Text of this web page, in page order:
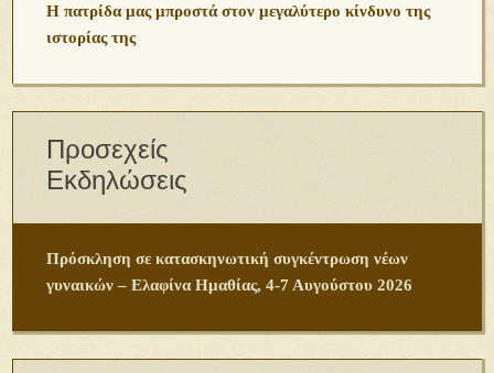
Η πατρίδα μας μπροστά στον μεγαλύτερο κίνδυνο της
ιστορίας της
Προσεχείς
Εκδηλώσεις
Πρόσκληση σε κατασκηνωτική συγκέντρωση νέων
γυναικών – Ελαφίνα Ημαθίας, 4-7 Αυγούστου 2026